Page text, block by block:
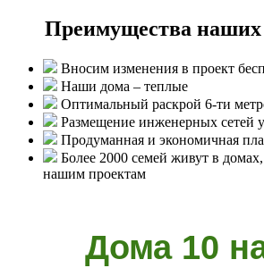
Преимущества наших
Вносим изменения в проект
Наши дома – теплые
Оптимальный раскрой 6-ти
Размещение инженерных сетей
Продуманная и экономичная
Более 2000 семей живут в
нашим проектам
Дома 10